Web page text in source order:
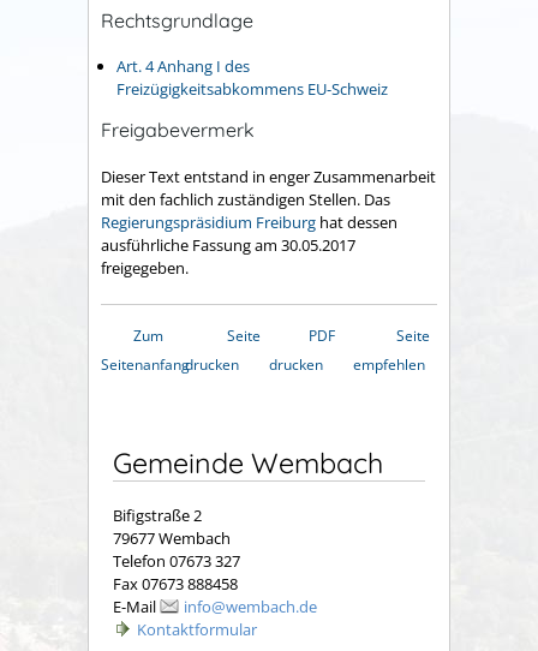
Rechtsgrundlage
Art. 4 Anhang I des
Freizügigkeitsabkommens EU-Schweiz
Freigabevermerk
Dieser Text entstand in enger Zusammenarbeit
mit den fachlich zuständigen Stellen. Das
Regierungspräsidium Freiburg hat dessen
ausführliche Fassung am 30.05.2017
freigegeben.
Zum
Seitenanfang
Seite
drucken
PDF
drucken
Seite
empfehlen
Gemeinde Wembach
Bifigstraße 2
79677 Wembach
Telefon 07673 327
Fax 07673 888458
E-Mail
info@wembach.de
Kontaktformular